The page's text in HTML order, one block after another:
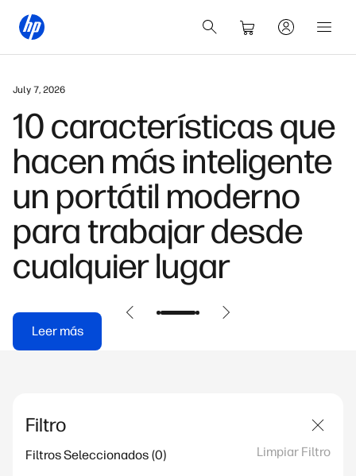
July 7, 2026
10 características que
hacen más inteligente
un portátil moderno
para trabajar desde
cualquier lugar
Leer más
Filtro
Filtros Seleccionados Limpiar Filtro